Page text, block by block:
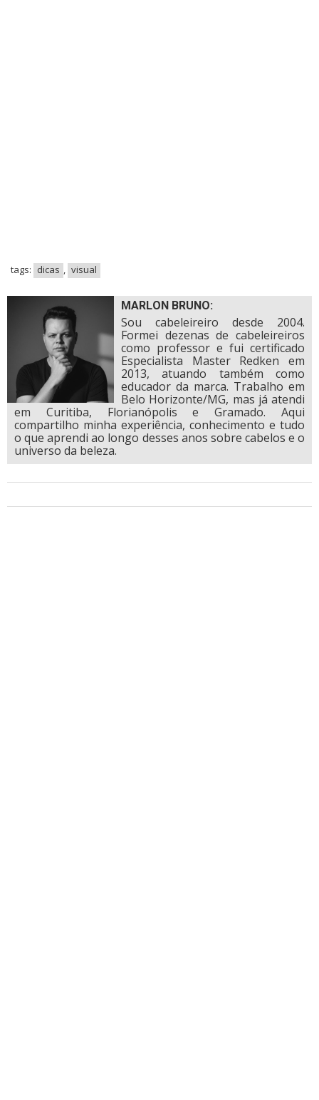
tags: dicas , visual
MARLON BRUNO:
Sou cabeleireiro desde 2004.
Formei dezenas de cabeleireiros
como professor e fui certificado
Especialista Master Redken em
2013, atuando também como
educador da marca. Trabalho em
Belo Horizonte/MG, mas já atendi
em Curitiba, Florianópolis e Gramado. Aqui
compartilho minha experiência, conhecimento e tudo
o que aprendi ao longo desses anos sobre cabelos e o
universo da beleza.